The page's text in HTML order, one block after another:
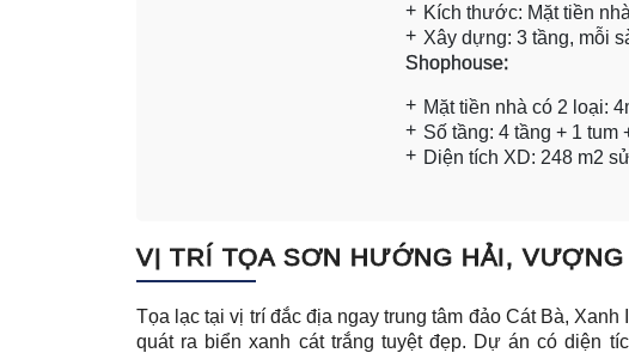
Kích thước: Mặt tiền
Xây dựng: 3 tầng, mỗi
Shophouse:
Mặt tiền nhà có 2 loại:
Số tầng: 4 tầng + 1 tum
Diện tích XD: 248 m2
VỊ TRÍ TỌA SƠN HƯỚNG HẢI,
Tọa lạc tại vị trí đắc địa ngay trung tâm đảo Cát Bà,
quát ra biển xanh cát trắng tuyệt đẹp. Dự án có diện